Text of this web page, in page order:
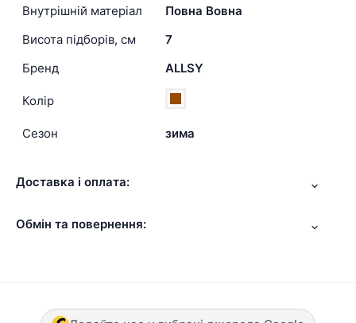
Внутрішній матеріал
Повна Вовна
Висота підборів, см
7
Бренд
ALLSY
Колір
Сезон зима
Доставка і оплата:
Обмін та повернення: